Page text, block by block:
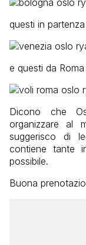
questi in
e questi da
Dicono che
organizzare al
suggerisco di
contiene tante
possibile.
Buona